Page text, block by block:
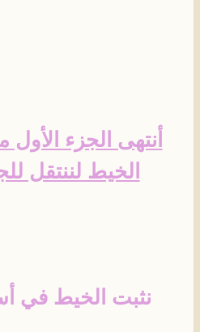
أنتهى الجزء
الخيط لننتقل
نثبت الخيط في